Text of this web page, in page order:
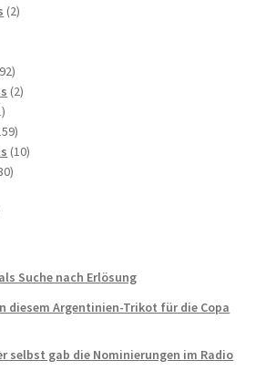
22
9292
Produkte
22
1
Produkt
159
Produkte
1010
30
Suche nach Erlösung
diesem Argentinien-Trikot für die Copa
selbst gab die Nominierungen im Radio